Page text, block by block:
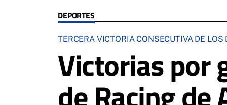
DEPORTES
TERCERA VICTORIA CONSECUTIVA DE
Victorias por